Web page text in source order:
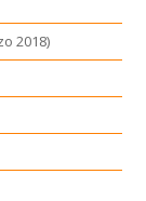
2018)